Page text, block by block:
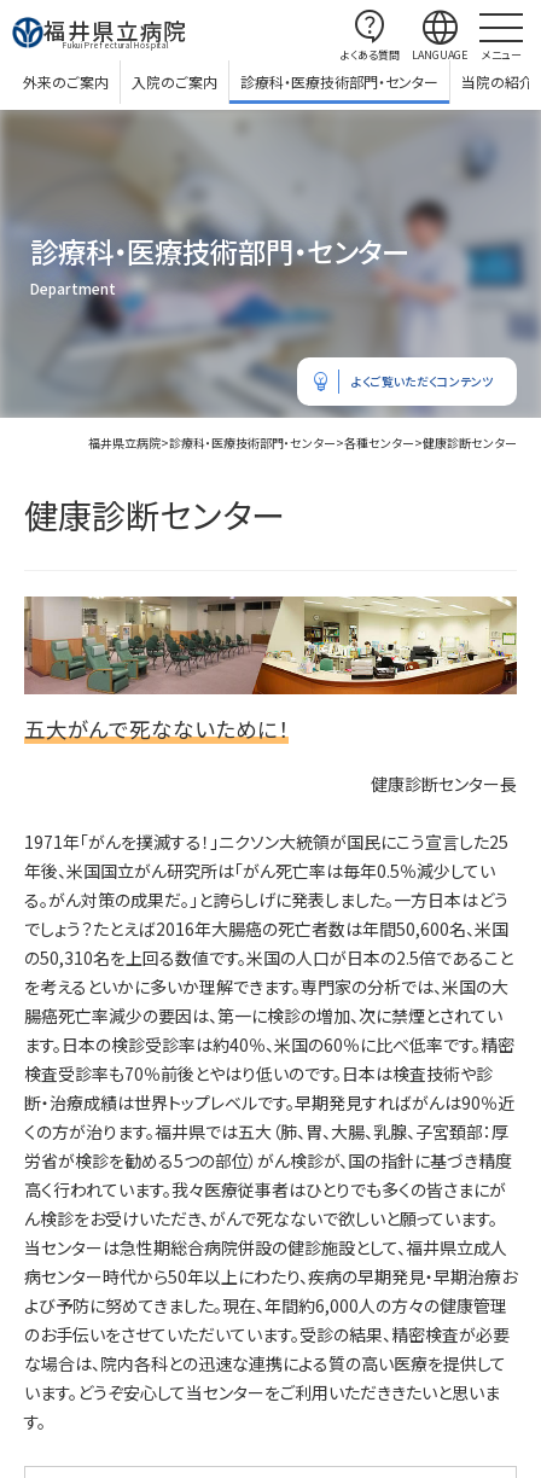
福井県立病院
Fukui Prefectural Hospital
外来のご案内 入院のご案内 診療科・医療技術部門・センター 当院の紹介
contact_support
よくある質問
language
LANGUAGE メニュー
診療科・医療技術部門・センター
Department
福井県立病院>診療科・医療技術部門・センター>各種センター>健康診断センター
健康診断センター
五大がんで死なないために！
健康診断センター長
1971年「がんを撲滅する！」ニクソン大統領が国民にこう宣言した25
年後、米国国立がん研究所は「がん死亡率は毎年0.5％減少してい
る。がん対策の成果だ。」と誇らしげに発表しました。一方日本はどう
でしょう？たとえば2016年大腸癌の死亡者数は年間50,600名、米国
の50,310名を上回る数値です。米国の人口が日本の2.5倍であること
を考えるといかに多いか理解できます。専門家の分析では、米国の大
腸癌死亡率減少の要因は、第一に検診の増加、次に禁煙とされてい
ます。日本の検診受診率は約40％、米国の60％に比べ低率です。精密
検査受診率も70％前後とやはり低いのです。日本は検査技術や診
断・治療成績は世界トップレベルです。早期発見すればがんは90％近
くの方が治ります。福井県では五大（肺、胃、大腸、乳腺、子宮頚部：厚
労省が検診を勧める5つの部位）がん検診が、国の指針に基づき精度
高く行われています。我々医療従事者はひとりでも多くの皆さまにが
ん検診をお受けいただき、がんで死なないで欲しいと願っています。
当センターは急性期総合病院併設の健診施設として、福井県立成人
病センター時代から50年以上にわたり、疾病の早期発見・早期治療お
よび予防に努めてきました。現在、年間約6,000人の方々の健康管理
のお手伝いをさせていただいています。受診の結果、精密検査が必要
な場合は、院内各科との迅速な連携による質の高い医療を提供して
います。どうぞ安心して当センターをご利用いただききたいと思いま
す。
emoji_objects よくご覧いただくコンテンツ